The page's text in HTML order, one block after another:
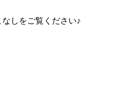
しをご覧ください♪